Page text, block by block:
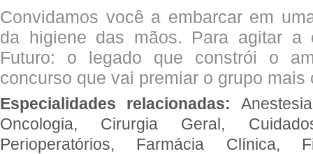
Convidamos você a embarcar em
da higiene das mãos. Para agitar a
Futuro: o legado que constrói o
concurso que vai premiar o grupo mais
Especialidades relacionadas:
Oncologia, Cirurgia Geral,
Perioperatórios, Farmácia Clínica,